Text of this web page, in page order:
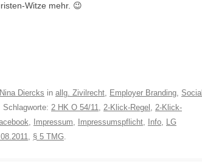
Witze mehr. 😉
Nina Diercks in allg. Zivilrecht, Employer Branding, Social
2 HK O 54/11, 2-Klick-Regel , 2-Klick-
, Impressum, Impressumspflicht, Info, LG
, § 5 TMG.